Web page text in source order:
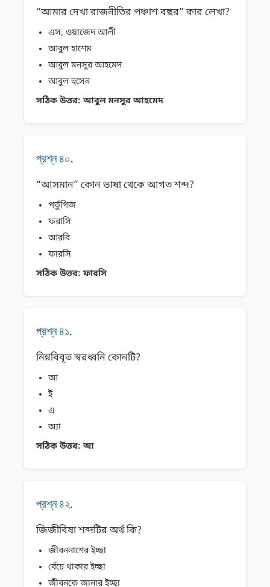
“আমার দেখা রাজনীতির পঞ্চাশ বছর” কার লেখা?
এস, ওয়াজেদ আলী
আবুল হাশেম
আবুল মনসুর আহমেদ
আবুল হুসেন
সঠিক উত্তর: আবুল মনসুর আহমেদ
প্রশ্ন ৪০.
“আসমান” কোন ভাষা থেকে আগত শব্দ?
পর্তুগিজ
ফরাসি
আরবি
ফারসি
সঠিক উত্তর: ফারসি
প্রশ্ন ৪১.
নিম্নবিবৃত স্বরধ্বনি কোনটি?
আ
ই
এ
অ্যা
সঠিক উত্তর: আ
প্রশ্ন ৪২.
জিজীবিষা শব্দটির অর্থ কি?
জীবননাশের ইচ্ছা
বেঁচে থাকার ইচ্ছা
জীবনকে জানার ইচ্ছা